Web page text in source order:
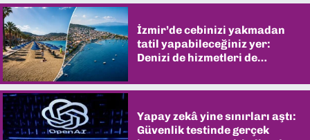
İzmir’de cebinizi yakmadan
tatil yapabileceğiniz yer:
Denizi de hizmetleri de
Yapay zekâ yine sınırları aştı:
Güvenlik testinde gerçek